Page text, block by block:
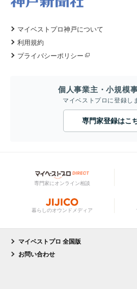
マイベストプロ神戸について
利用規約
プライバシーポリシー
個人事業主・小規模
マイベストプロに登録し
専門家登録はこ
専門家にオンライン相談
暮らしのオウンドメディア
マイベストプロ 全国版
お問い合わせ